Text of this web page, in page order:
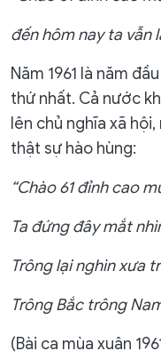
đến hôm nay ta vẫn
Năm 1961 là năm
thứ nhất. Cả nước
lên chủ nghĩa xã
thật sự hào hùng:
“Chào 61 đỉnh cao
Ta đứng đây mắt
Trông lại nghìn xưa
Trông Bắc trông
(Bài ca mùa xuân